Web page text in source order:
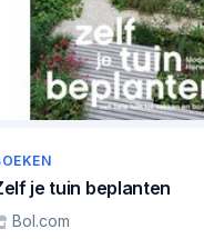
je tuin beplanten
Bol.com